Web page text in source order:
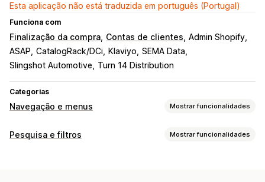
Esta aplicação não está traduzida em português (Portugal)
Funciona com
Finalização da compra Contas de clientes Admin Shopify
ASAP CatalogRack/DCi Klaviyo SEMA Data
Slingshot Automotive
Turn 14 Distribution
Categorias
Navegação e menus Mostrar funcionalidades
Estilo de menu
Pesquisa e filtros Mostrar funcionalidades